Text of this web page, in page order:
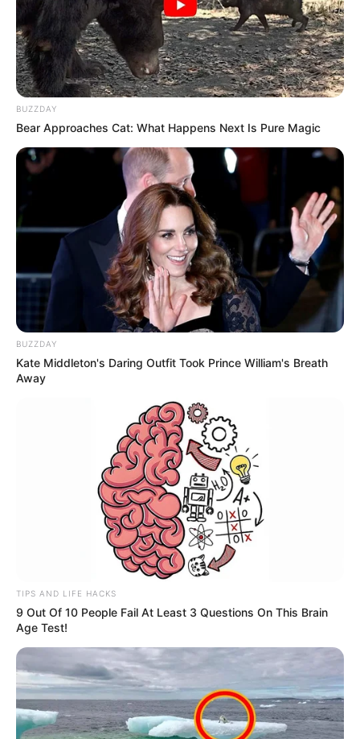
BUZZDAY
Bear Approaches Cat: What Happens Next Is Pure Magic
BUZZDAY
Kate Middleton's Daring Outfit Took Prince William's Breath
Away
TIPS AND LIFE HACKS
9 Out Of 10 People Fail At Least 3 Questions On This Brain
Age Test!